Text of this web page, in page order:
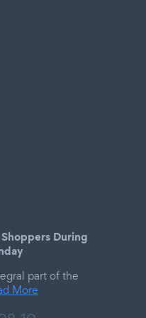
During
part of the
More